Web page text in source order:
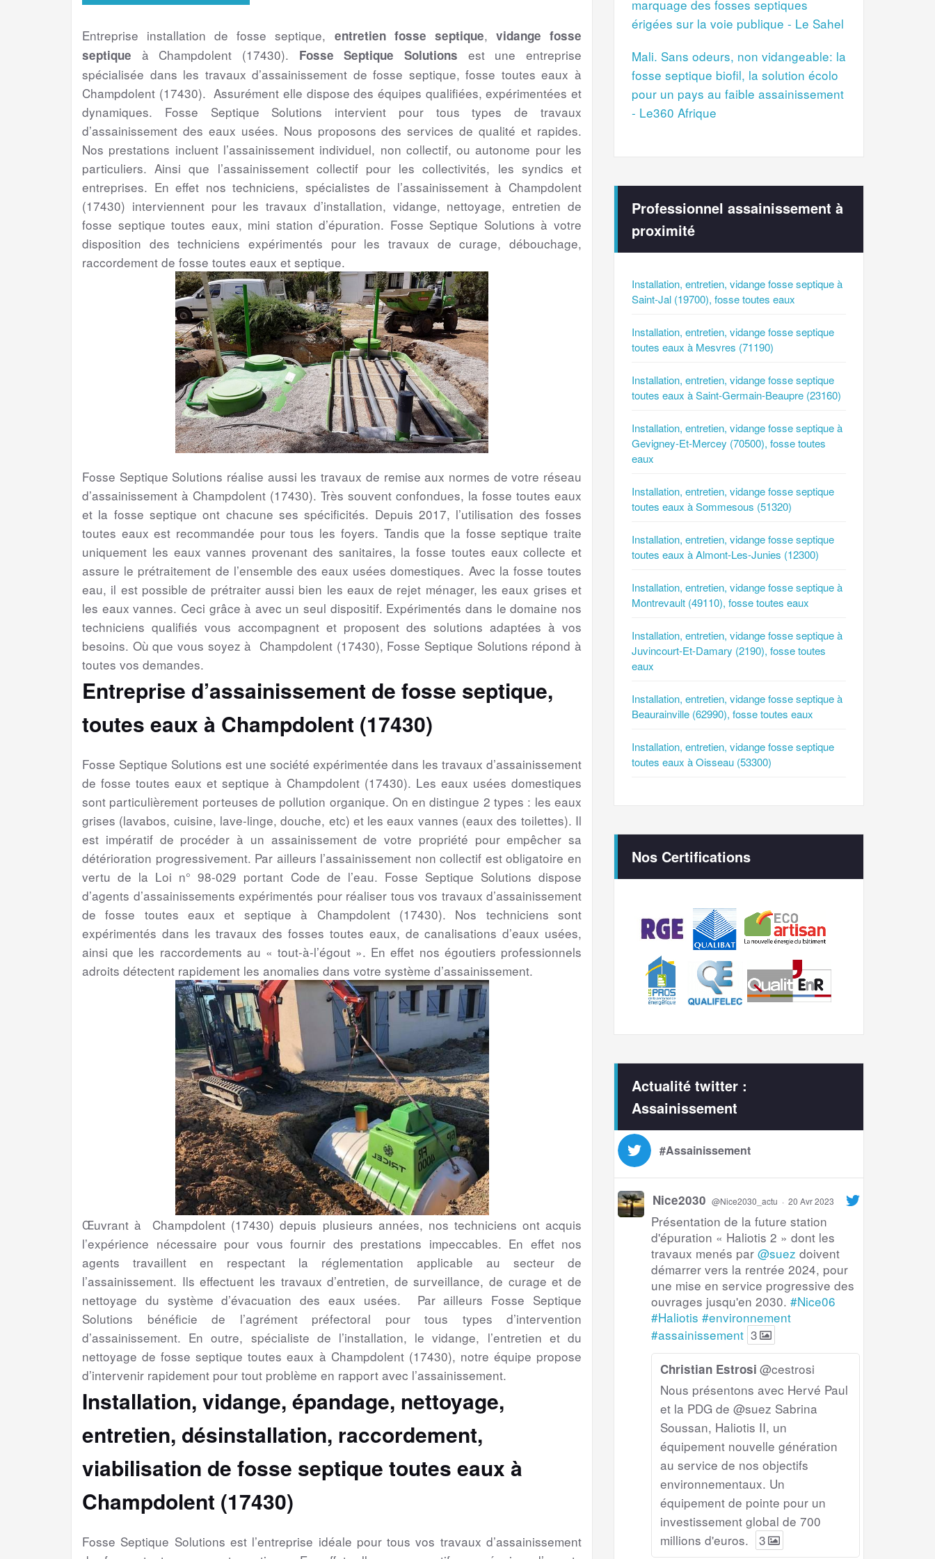
Entreprise installation de fosse septique, entretien fosse septique, vidange fosse
septique à Champdolent (17430). Fosse Septique Solutions est une entreprise
spécialisée dans les travaux d’assainissement de fosse septique, fosse toutes eaux à
Champdolent (17430). Assurément elle dispose des équipes qualifiées, expérimentées et
dynamiques. Fosse Septique Solutions intervient pour tous types de travaux
d’assainissement des eaux usées. Nous proposons des services de qualité et rapides.
Nos prestations incluent l’assainissement individuel, non collectif, ou autonome pour les
particuliers. Ainsi que l’assainissement collectif pour les collectivités, les syndics et
entreprises. En effet nos techniciens, spécialistes de l’assainissement à Champdolent
(17430) interviennent pour les travaux d’installation, vidange, nettoyage, entretien de
fosse septique toutes eaux, mini station d’épuration. Fosse Septique Solutions à votre
disposition des techniciens expérimentés pour les travaux de curage, débouchage,
raccordement de fosse toutes eaux et septique.
Fosse Septique Solutions réalise aussi les travaux de remise aux normes de votre réseau
d’assainissement à Champdolent (17430). Très souvent confondues, la fosse toutes eaux
et la fosse septique ont chacune ses spécificités. Depuis 2017, l’utilisation des fosses
toutes eaux est recommandée pour tous les foyers. Tandis que la fosse septique traite
uniquement les eaux vannes provenant des sanitaires, la fosse toutes eaux collecte et
assure le prétraitement de l’ensemble des eaux usées domestiques. Avec la fosse toutes
eau, il est possible de prétraiter aussi bien les eaux de rejet ménager, les eaux grises et
les eaux vannes. Ceci grâce à avec un seul dispositif. Expérimentés dans le domaine nos
techniciens qualifiés vous accompagnent et proposent des solutions adaptées à vos
besoins. Où que vous soyez à Champdolent (17430), Fosse Septique Solutions répond à
toutes vos demandes.
Entreprise d’assainissement de fosse septique,
toutes eaux à Champdolent (17430)
Fosse Septique Solutions est une société expérimentée dans les travaux d’assainissement
de fosse toutes eaux et septique à Champdolent (17430). Les eaux usées domestiques
sont particulièrement porteuses de pollution organique. On en distingue 2 types : les eaux
grises (lavabos, cuisine, lave-linge, douche, etc) et les eaux vannes (eaux des toilettes). Il
est impératif de procéder à un assainissement de votre propriété pour empêcher sa
détérioration progressivement. Par ailleurs l’assainissement non collectif est obligatoire en
vertu de la Loi n° 98-029 portant Code de l’eau. Fosse Septique Solutions dispose
d’agents d’assainissements expérimentés pour réaliser tous vos travaux d’assainissement
de fosse toutes eaux et septique à Champdolent (17430). Nos techniciens sont
expérimentés dans les travaux des fosses toutes eaux, de canalisations d’eaux usées,
ainsi que les raccordements au « tout-à-l’égout ». En effet nos égoutiers professionnels
adroits détectent rapidement les anomalies dans votre système d’assainissement.
Œuvrant à Champdolent (17430) depuis plusieurs années, nos techniciens ont acquis
l’expérience nécessaire pour vous fournir des prestations impeccables. En effet nos
agents travaillent en respectant la réglementation applicable au secteur de
l’assainissement. Ils effectuent les travaux d’entretien, de surveillance, de curage et de
nettoyage du système d’évacuation des eaux usées. Par ailleurs Fosse Septique
Solutions bénéficie de l’agrément préfectoral pour tous types d’intervention
d’assainissement. En outre, spécialiste de l’installation, le vidange, l’entretien et du
nettoyage de fosse septique toutes eaux à Champdolent (17430), notre équipe propose
d’intervenir rapidement pour tout problème en rapport avec l’assainissement.
Installation, vidange, épandage, nettoyage,
entretien, désinstallation, raccordement,
viabilisation de fosse septique toutes eaux à
Champdolent (17430)
Fosse Septique Solutions est l’entreprise idéale pour tous vos travaux d’assainissement
marquage des fosses septiques
érigées sur la voie publique - Le Sahel
Mali. Sans odeurs, non vidangeable: la
fosse septique biofil, la solution écolo
pour un pays au faible assainissement
- Le360 Afrique
Professionnel assainissement à
proximité
Installation, entretien, vidange fosse septique à
Saint-Jal (19700), fosse toutes eaux
Installation, entretien, vidange fosse septique
toutes eaux à Mesvres (71190)
Installation, entretien, vidange fosse septique
toutes eaux à Saint-Germain-Beaupre (23160)
Installation, entretien, vidange fosse septique à
Gevigney-Et-Mercey (70500), fosse toutes
eaux
Installation, entretien, vidange fosse septique
toutes eaux à Sommesous (51320)
Installation, entretien, vidange fosse septique
toutes eaux à Almont-Les-Junies (12300)
Installation, entretien, vidange fosse septique à
Montrevault (49110), fosse toutes eaux
Installation, entretien, vidange fosse septique à
Juvincourt-Et-Damary (2190), fosse toutes
eaux
Installation, entretien, vidange fosse septique à
Beaurainville (62990), fosse toutes eaux
Installation, entretien, vidange fosse septique
toutes eaux à Oisseau (53300)
Nos Certifications
Actualité twitter :
Assainissement
#Assainissement
Nice2030 @Nice2030_actu · 20 Avr 2023
Présentation de la future station
d'épuration « Haliotis 2 » dont les
travaux menés par @suez doivent
démarrer vers la rentrée 2024, pour
une mise en service progressive des
ouvrages jusqu'en 2030. #Nice06
#Haliotis #environnement
#assainissement 3
Christian Estrosi @cestrosi
Nous présentons avec Hervé Paul
et la PDG de @suez Sabrina
Soussan, Haliotis II, un
équipement nouvelle génération
au service de nos objectifs
environnementaux. Un
équipement de pointe pour un
investissement global de 700
millions d'euros.
3